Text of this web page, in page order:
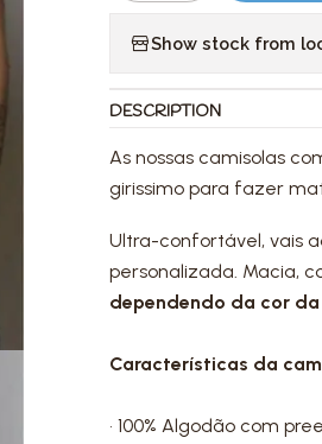
Show stock from
DESCRIPTION
As nossas camisolas
girissimo para fazer
Ultra-confortável, vais
personalizada. Macia,
dependendo da cor
Características da
• 100% Algodão com